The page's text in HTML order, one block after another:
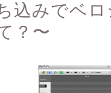
込みでベ
？〜